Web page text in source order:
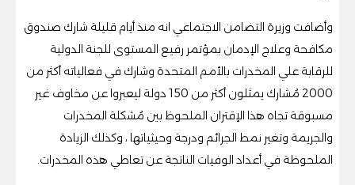
وأضافت وزيرة التضامن الاجتماعي انه منذ أيام قليلة شارك صندوق
مكافحة وعلاج الإدمان بمؤتمر رفيع المستوى للجنة الدولية
للرقابة علي المخدرات بالأمم المتحدة وشارك في فعالياته أكثر من
2000 مُشارك يمثلون أكثر من 150 دولة ليعبروا عن مخاوف غير
مسبوقة تجاه هذا الإقتران الملحوظ بين مُشكلة المخدرات
والجريمة وتغير نمط الجرائم ودرجة وحيثياتها ، وكذلك الزيادة
الملحوظة في أعداد الوفيات الناتجة عن تعاطي هذه المخدرات.